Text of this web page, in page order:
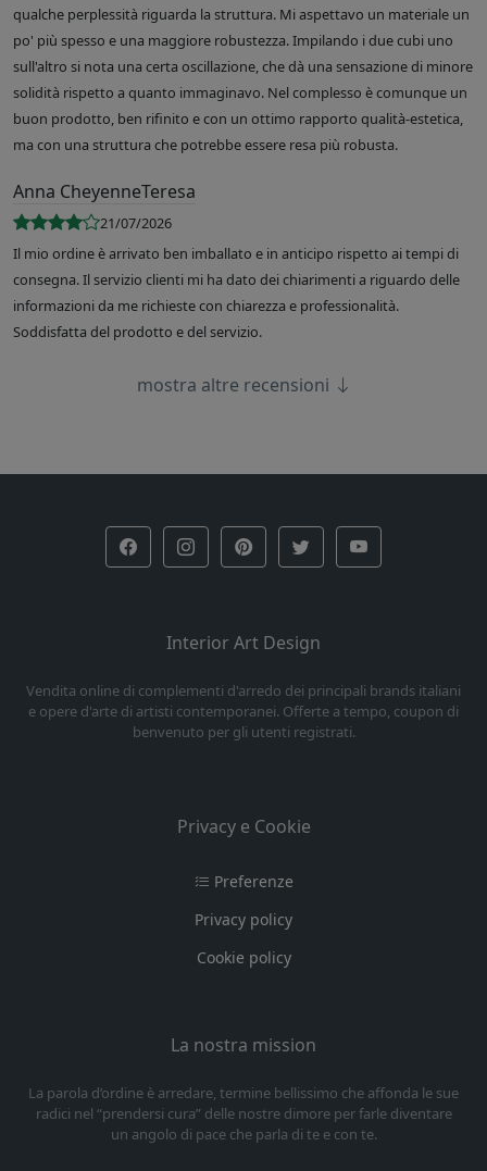
qualche perplessità riguarda la struttura. Mi aspettavo un materiale un
po' più spesso e una maggiore robustezza. Impilando i due cubi uno
sull'altro si nota una certa oscillazione, che dà una sensazione di minore
solidità rispetto a quanto immaginavo. Nel complesso è comunque un
buon prodotto, ben rifinito e con un ottimo rapporto qualità-estetica,
ma con una struttura che potrebbe essere resa più robusta.
Anna CheyenneTeresa
21/07/2026
Il mio ordine è arrivato ben imballato e in anticipo rispetto ai tempi di
consegna. Il servizio clienti mi ha dato dei chiarimenti a riguardo delle
informazioni da me richieste con chiarezza e professionalità.
Soddisfatta del prodotto e del servizio.
mostra altre recensioni
Interior Art Design
Vendita online di complementi d'arredo dei principali brands italiani
e opere d'arte di artisti contemporanei. Offerte a tempo, coupon di
benvenuto per gli utenti registrati.
Privacy e Cookie
Preferenze
Privacy policy
Cookie policy
La nostra mission
La parola d’ordine è arredare, termine bellissimo che affonda le sue
radici nel “prendersi cura” delle nostre dimore per farle diventare
un angolo di pace che parla di te e con te.